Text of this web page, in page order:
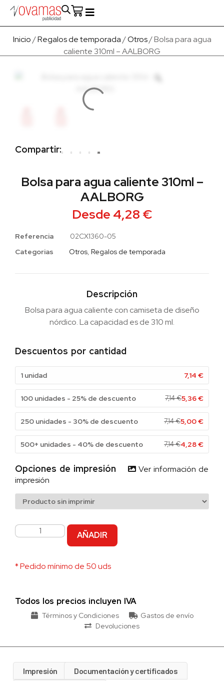
Inicio/Regalos de temporada/Otros/ Bolsa para agua
caliente 310ml – AALBORG
Bolsa para agua caliente 310ml –
AALBORG
Desde 4,28 €
Referencia
02CX1360-05
Categorias
Otros, Regalos de temporada
Descripción
Bolsa para agua caliente con camiseta de diseño
nórdico. La capacidad es de 310 ml.
Descuentos por cantidad
1 unidad 7,14 €
100 unidades - 25% de descuento 7,14€5,36€
250 unidades - 30% de descuento 7,14€5,00€
500+ unidades - 40% de descuento 7,14€4,28€
Opciones de impresión
Ver información de
impresión
AÑADIR
* Pedido mínimo de 50 uds
Todos los precios incluyen IVA
Términos y Condiciones
Gastos de envío
Devoluciones
Compartir:
Impresión
Documentación y certificados